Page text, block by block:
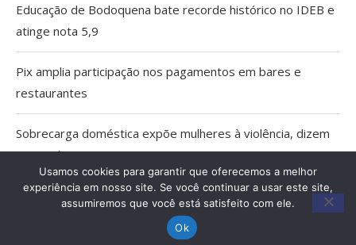
Educação de Bodoquena bate recorde histórico no IDEB e
atinge nota 5,9
Pix amplia participação nos pagamentos em bares e
restaurantes
Sobrecarga doméstica expõe mulheres à violência, dizem
especialistas
MPMS cria unidade para atuar em crimes ambientais e
conflitos fundiários no Pantanal
Usamos cookies para garantir que oferecemos a melhor
experiência em nosso site. Se você continuar a usar este site,
assumiremos que você está satisfeito com ele.
Ok